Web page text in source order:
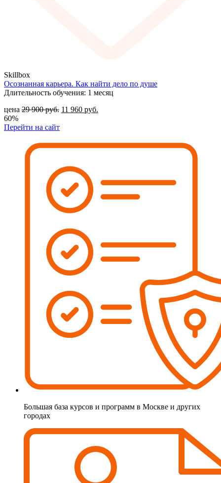
Skillbox
Осознанная карьера. Как найти дело по душе
Длительность обучения: 1 месяц
цена 29 900руб. 11 960 руб.
60%
Перейти на сайт
Большая база курсов и программ в Москве и других
городах